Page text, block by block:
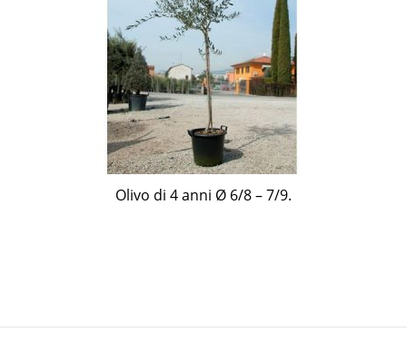
Olivo di 4 anni Ø 6/8 – 7/9.